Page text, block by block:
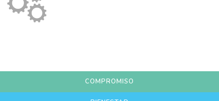
COMPROMISO